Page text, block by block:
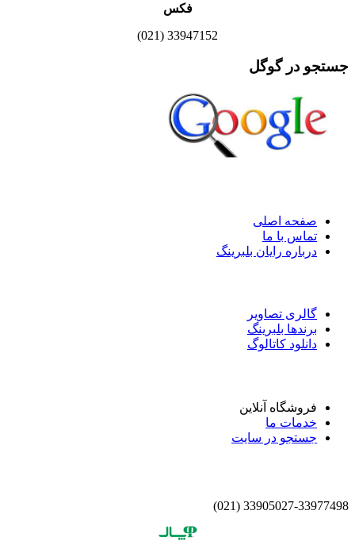
فکس
33947152 (021)
جستجو در گوگل
صفحه اصلی
تماس با ما
درباره رایان بلبرینگ
گالری تصاویر
برندها بلبرینگ
دانلود کاتالوگ
فروشگاه آنلاین
خدمات ما
جستجو در سایت
33905027-33977498 (021)